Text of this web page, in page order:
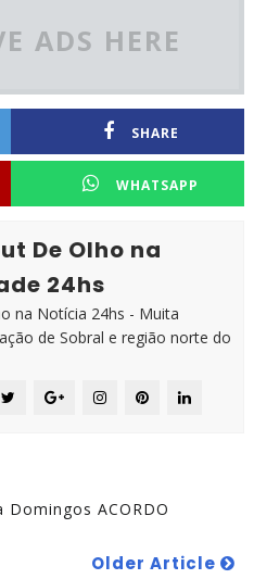
ADS HERE
SHARE
WHATSAPP
De Olho na
24hs
na Notícia 24hs - Muita
de Sobral e região norte do
Domingos ACORDO
Older Article